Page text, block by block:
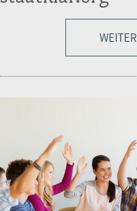
WEITER